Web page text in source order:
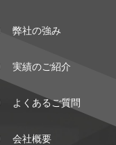
弊社の強み
実績のご紹介
よくあるご質問
会社概要